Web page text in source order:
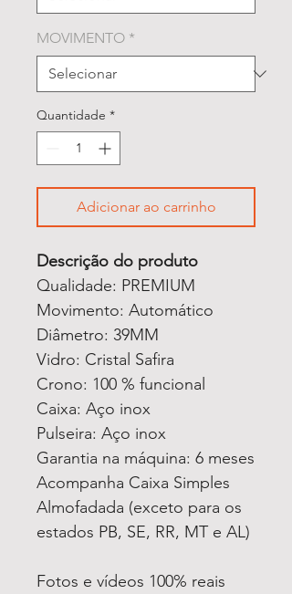
MOVIMENTO *
Quantidade *
Adicionar ao carrinho
Descrição do produto
Qualidade: PREMIUM
Movimento: Automático
Diâmetro: 39MM
Vidro: Cristal Safira
Crono: 100 % funcional
Caixa: Aço inox
Pulseira: Aço inox
Garantia na máquina: 6 meses
Acompanha Caixa Simples
Almofadada (exceto para os
estados PB, SE, RR, MT e AL)
Fotos e vídeos 100% reais